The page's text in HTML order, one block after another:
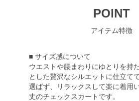
POINT
アイテム特徴
■ サイズ感について
ウエストや腰まわりにゆとりを持
とした贅沢なシルエットに仕立て
選ばず、リラックスして楽に着用
丈のチェックスカートです。